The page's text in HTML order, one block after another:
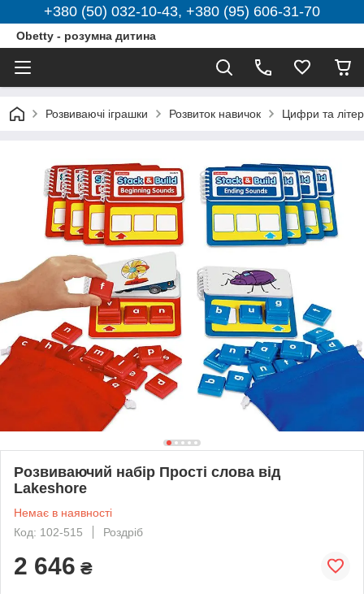
+380 (50) 032-10-43, +380 (95) 606-31-70
Obetty - розумна дитина
Розвиваючі іграшки Розвиток навичок Цифри та
Розвиваючий набір Прості слова від
Lakeshore
Немає в наявності
Код: 102-515
Роздріб
2 646 ₴